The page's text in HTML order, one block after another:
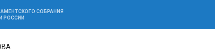
СОБРАНИЯ
РОССИИ